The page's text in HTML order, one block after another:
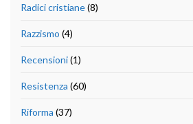
Radici cristiane(8)
Razzismo (4)
Recensioni(1)
Resistenza (60)
Riforma (37)